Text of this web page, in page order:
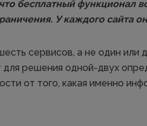
бесплатный функционал
У каждого сайта
сервисов, а не один или
для решения одной-двух
от того, какая именно